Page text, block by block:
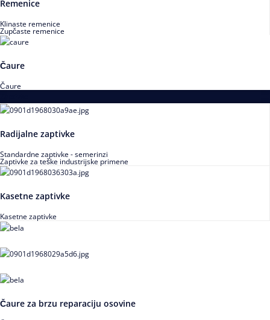
Remenice
Klinaste remenice
Zupčaste remenice
Čaure
Čaure
Radijalne zaptivke
Standardne zaptivke - semerinzi
Zaptivke za teške industrijske primene
Kasetne zaptivke
Kasetne zaptivke
Čaure za brzu reparaciju osovine